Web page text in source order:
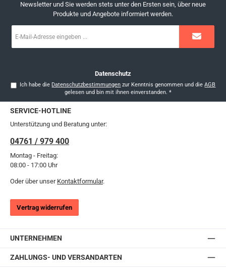
Newsletter und Sie werden stets unter den Ersten sein, über neue
Produkte und Angebote informiert werden.
Mail-
Datenschutz
Ich habe die Datenschutzbestimmungen zur Kenntnis genommen und dieAGB
gelesen und bin mit ihnen einverstanden. *
SERVICE-HOTLINE
Unterstützung und Beratung unter:
04761 / 979 400
Montag - Freitag:
08:00 - 17:00 Uhr
Oder über unser Kontaktformular.
Vertrag widerrufen
UNTERNEHMEN
ZAHLUNGS- UND VERSANDARTEN